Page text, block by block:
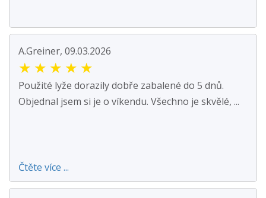
A.Greiner, 09.03.2026
★ ★ ★ ★ ★
Použité lyže dorazily dobře zabalené do 5 dnů.
Objednal jsem si je o víkendu. Všechno je skvělé, ...
Čtěte více ...